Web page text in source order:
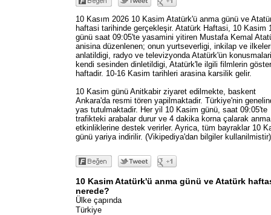
10 Kasım 2026 10 Kasim Atatürk'ü anma günü ve
haftasi tarihinde gerçekleşir. Atatürk Haftasi, 10 Kasim
günü saat 09:05'te yasamini yitiren Mustafa Kemal
anisina düzenlenen; onun yurtseverligi, inkilap ve
anlatildigi, radyo ve televizyonda Atatürk'ün
kendi sesinden dinletildigi, Atatürk'le ilgili filmlerin
haftadir. 10-16 Kasim tarihleri arasina karsilik gelir.
10 Kasim günü Anitkabir ziyaret edilmekte, baskent
Ankara'da resmi tören yapilmaktadir. Türkiye'nin
yas tutulmaktadir. Her yil 10 Kasim günü, saat 09:05'te
trafikteki arabalar durur ve 4 dakika korna çalarak anma
etkinliklerine destek verirler. Ayrica, tüm bayraklar 10
günü yariya indirilir. (Vikipediya'dan bilgiler kullanilmistir)
10 Kasim Atatürk'ü anma günü ve Atatürk
nerede?
Ülke çapında
Türkiye